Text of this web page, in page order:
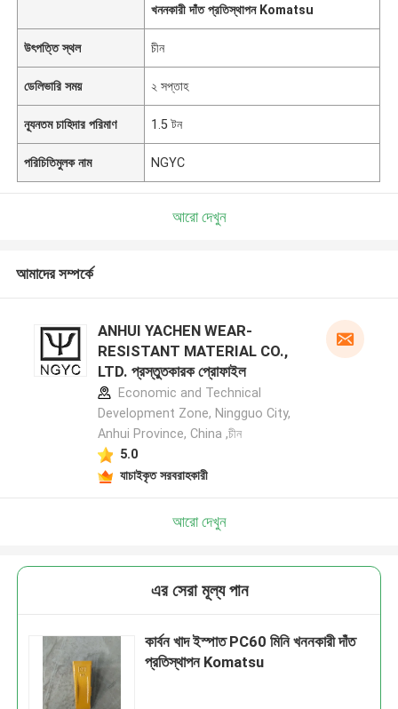
খননকারী দাঁত প্রতিস্থাপন Komatsu
উৎপত্তি স্থল চীন
ডেলিভারি সময় ২ সপ্তাহ
ন্যূনতম চাহিদার পরিমাণ 1.5 টন
পরিচিতিমুলক নাম NGYC
আরো দেখুন
আমাদের সম্পর্কে
ANHUI YACHEN WEAR-
RESISTANT MATERIAL CO.,
LTD. প্রস্তুতকারক প্রোফাইল
Economic and Technical
Development Zone, Ningguo City,
Anhui Province, China ,চীন
5.0
যাচাইকৃত সরবরাহকারী
আরো দেখুন
এর সেরা মূল্য পান
কার্বন খাদ ইস্পাত PC60 মিনি খননকারী দাঁত
প্রতিস্থাপন Komatsu